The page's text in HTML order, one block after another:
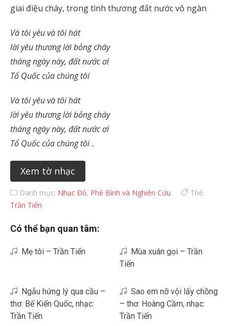
giai điệu cháy, trong tình thương đất nước vô ngàn
Và tôi yêu và tôi hát
lời yêu thương lời bỏng cháy
tháng ngày này, đất nước ơi
Tổ Quốc của chúng tôi
Và tôi yêu và tôi hát
lời yêu thương lời bỏng cháy
tháng ngày này, đất nước ơi
Tổ Quốc của chúng tôi..
Xem tờ nhạc
Danh mục: Nhạc Đỏ, Phê Bình và Nghiên Cứu
Thẻ:
Trần Tiến
Có thể bạn quan tâm:
Mẹ tôi – Trần Tiến
Mùa xuân gọi – Trần
Tiến
Ngẫu hứng lý qua cầu –
thơ: Bế Kiến Quốc, nhạc:
Trần Tiến
Sao em nỡ vội lấy chồng
– thơ: Hoàng Cầm, nhạc:
Trần Tiến